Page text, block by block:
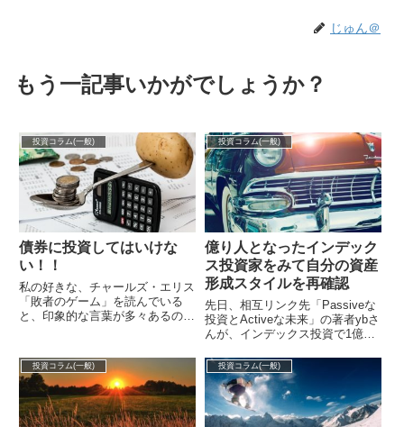
じゅん＠
もう一記事いかがでしょうか？
投資コラム(一般)
債券に投資してはいけな
い！！
私の好きな、チャールズ・エリス
「敗者のゲーム」を読んでいる
と、印象的な言葉が多々あるので
す。「債券は...
投資コラム(一般)
億り人となったインデック
ス投資家をみて自分の資産
形成スタイルを再確認
先日、相互リンク先「Passiveな
投資とActiveな未来」の著者ybさ
んが、インデックス投資で1億円
されました。おめでとうござ...
投資コラム(一般) 投資コラム(一般)